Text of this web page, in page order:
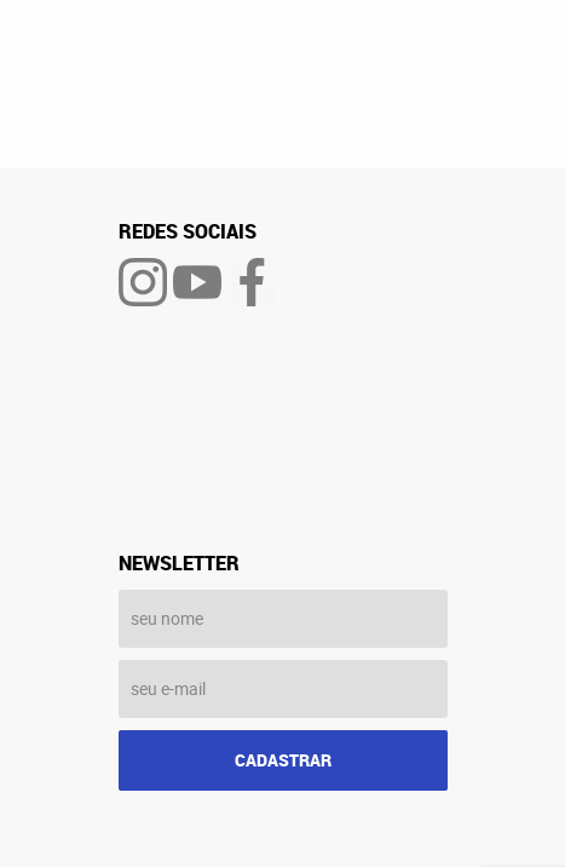
REDES SOCIAIS
NEWSLETTER
CADASTRAR